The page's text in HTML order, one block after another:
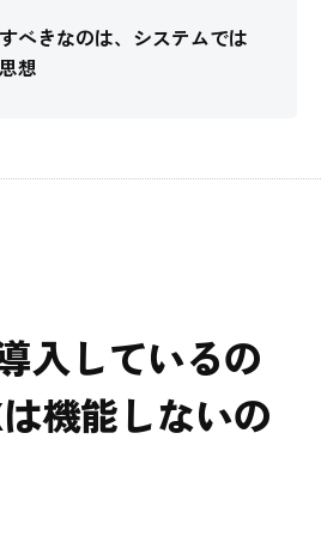
べきなのは、システムでは
想
入しているの
機能しないの